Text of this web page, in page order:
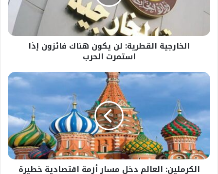
إذا
الحرب
الخارجية القطرية: لن يكون هناك فائزون إذا
استمرت الحرب
الكرملين:
العالم
أزمة
اقتصادية
خطيرة
الكرملين: العالم دخل مسار أزمة اقتصادية خطيرة